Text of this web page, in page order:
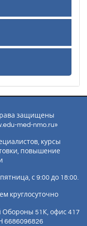
защищены
med-nmo.ru»
курсы
повышение
с 9:00 до 18:00.
круглосуточно
Обороны 51К, офис 417
6686096826